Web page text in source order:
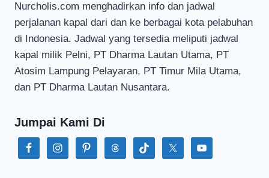
Nurcholis.com menghadirkan info dan jadwal
perjalanan kapal dari dan ke berbagai kota pelabuhan
di Indonesia. Jadwal yang tersedia meliputi jadwal
kapal milik Pelni, PT Dharma Lautan Utama, PT
Atosim Lampung Pelayaran, PT Timur Mila Utama,
dan PT Dharma Lautan Nusantara.
Jumpai Kami Di